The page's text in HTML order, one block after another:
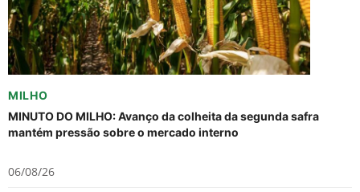
MILHO
MINUTO DO MILHO: Avanço da colheita da segunda safra
mantém pressão sobre o mercado interno
06/08/26